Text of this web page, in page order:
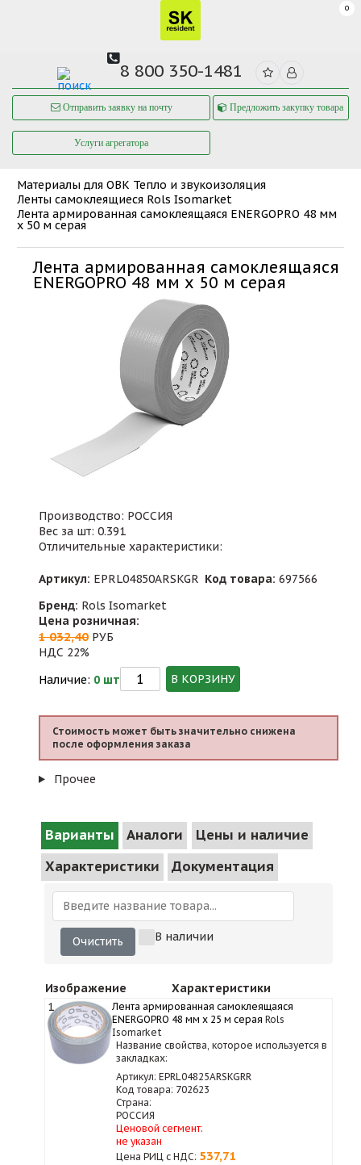
0
8 800 350-1481
Отправить заявку на почту Предложить закупку товара
Услуги агрегатора
Материалы для ОВК Тепло и звукоизоляция
Ленты самоклеящиеся Rols Isomarket
Лента армированная самоклеящаяся ENERGOPRO 48 мм
х 50 м серая
Лента армированная самоклеящаяся
ENERGOPRO 48 мм х 50 м серая
Производство: РОССИЯ
Вес за шт: 0.391
Отличительные характеристики:
Артикул: EPRL04850ARSKGR Код товара: 697566
Бренд: Rols Isomarket
Цена розничная:
1 032,40 РУБ
НДС 22%
Наличие: 0 шт В КОРЗИНУ
Стоимость может быть значительно снижена
после оформления заказа
Прочее
Варианты Аналоги
Цены и наличие
Характеристики
Документация
Очистить В наличии
Изображение
Характеристики
1
Лента армированная самоклеящаяся
ENERGOPRO 48 мм х 25 м серая Rols
Isomarket
Название свойства, которое используется в
закладках:
Артикул: EPRL04825ARSKGRR
Код товара: 702623
Страна:
РОССИЯ
Ценовой сегмент:
не указан
Цена РИЦ с НДС: 537,71